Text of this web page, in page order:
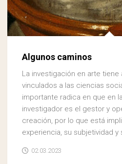
Algunos caminos
La investigación en arte
vinculados a las ciencias
importante radica en que en
investigador es el gestor y
creación, por lo que está
experiencia, su subjetividad y
02.03.2023